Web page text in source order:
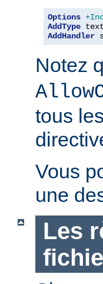
Options
AddType text
AddHandler
Notez
tous
Vous
une
Les